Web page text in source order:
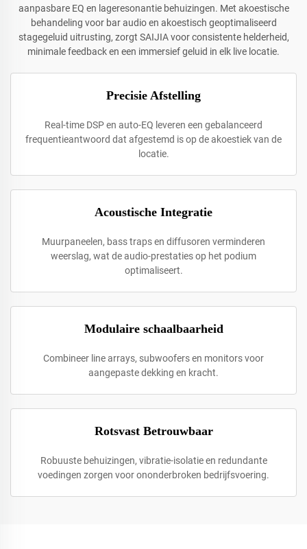
aanpasbare EQ en lageresonantie behuizingen. Met akoestische
behandeling voor bar audio en akoestisch geoptimaliseerd
stagegeluid uitrusting, zorgt SAIJIA voor consistente helderheid,
minimale feedback en een immersief geluid in elk live locatie.
Precisie Afstelling
Real-time DSP en auto-EQ leveren een gebalanceerd
frequentieantwoord dat afgestemd is op de akoestiek van de
locatie.
Acoustische Integratie
Muurpaneelen, bass traps en diffusoren verminderen
weerslag, wat de audio-prestaties op het podium
optimaliseert.
Modulaire schaalbaarheid
Combineer line arrays, subwoofers en monitors voor
aangepaste dekking en kracht.
Rotsvast Betrouwbaar
Robuuste behuizingen, vibratie-isolatie en redundante
voedingen zorgen voor ononderbroken bedrijfsvoering.